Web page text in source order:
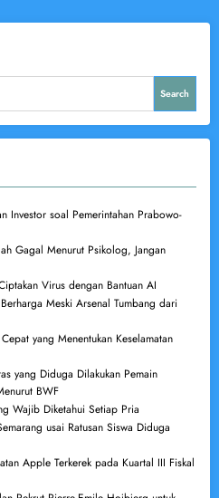
Search
Investor soal Pemerintahan Prabowo-
Gagal Menurut Psikolog, Jangan
Virus dengan Bantuan AI
Meski Arsenal Tumbang dari
yang Menentukan Keselamatan
yang Diduga Dilakukan Pemain
BWF
Wajib Diketahui Setiap Pria
usai Ratusan Siswa Diduga
Apple Terkerek pada Kuartal III Fiskal